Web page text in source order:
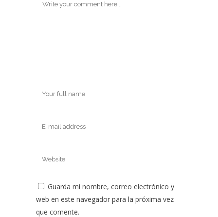
Guarda mi nombre, correo electrónico y
web en este navegador para la próxima vez
que comente.